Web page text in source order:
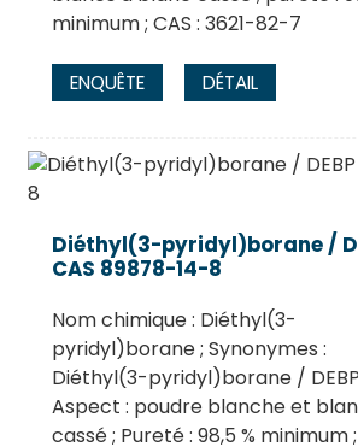
minimum ; CAS : 3621-82-7
ENQUÊTE DÉTAIL
Diéthyl(3-pyridyl)borane /
CAS 89878-14-8
Nom chimique : Diéthyl(3-
pyridyl)borane ; Synonymes :
Diéthyl(3-pyridyl)borane /
Aspect : poudre blanche et
cassé ; Pureté : 98,5 % minimum ;